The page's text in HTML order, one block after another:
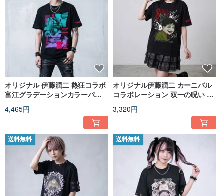
オリジナル 伊藤潤二 熱狂コラボ
富江グラデーションカラーパン
4,465円
オリジナル伊藤潤二 カーニバル
コラボレーション 双一の呪い カ
袖 T シャツ JJIT20
3,320円
送料無料 送料無料